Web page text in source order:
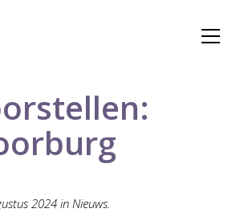
2024 in Nieuws.